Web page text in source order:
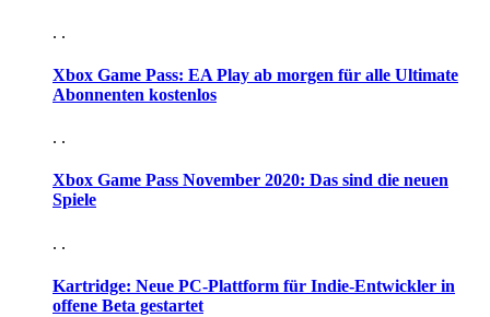
. .
Xbox Game Pass: EA Play ab morgen für alle Ultimate
Abonnenten kostenlos
. .
Xbox Game Pass November 2020: Das sind die neuen
Spiele
. .
Kartridge: Neue PC-Plattform für Indie-Entwickler in
offene Beta gestartet